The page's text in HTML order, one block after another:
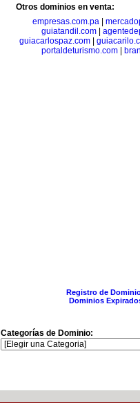
Otros dominios en venta:
empresas.com.pa
guiatandil.com|
guiacarlospaz.com
portaldeturismo.com
Registro de
Dominios
Categorías de Dominio: